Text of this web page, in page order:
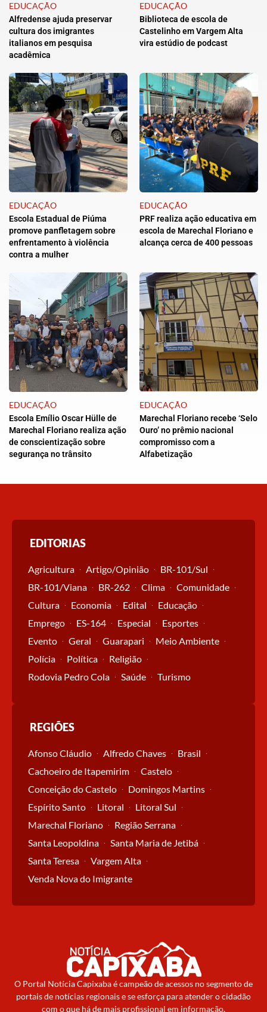
EDUCAÇÃO
Alfredense ajuda preservar
cultura dos imigrantes
italianos em pesquisa
acadêmica
EDUCAÇÃO
Biblioteca de escola de
Castelinho em Vargem Alta
vira estúdio de podcast
EDUCAÇÃO
Escola Estadual de Piúma
promove panfletagem sobre
enfrentamento à violência
contra a mulher
EDUCAÇÃO
PRF realiza ação educativa em
escola de Marechal Floriano e
alcança cerca de 400 pessoas
EDUCAÇÃO
Escola Emílio Oscar Hülle de
Marechal Floriano realiza ação
de conscientização sobre
segurança no trânsito
EDUCAÇÃO
Marechal Floriano recebe ‘Selo
Ouro’ no prêmio nacional
compromisso com a
Alfabetização
EDITORIAS
Agricultura Artigo/Opinião
BR-101/Sul
BR-101/Viana
BR-262 Clima
Comunidade
Cultura
Economia Edital
Educação
Emprego
ES-164 Especial
Esportes
Evento
Geral Guarapari
Meio Ambiente
Polícia
Política
Religião
Rodovia Pedro Cola
Saúde Turismo
REGIÕES
Afonso Cláudio Alfredo Chaves
Brasil
Cachoeiro de Itapemirim
Castelo
Conceição do Castelo
Domingos Martins
Espírito Santo
Litoral
Litoral Sul
Marechal Floriano
Região Serrana
Santa Leopoldina
Santa Maria de Jetibá
Santa Teresa
Vargem Alta
Venda Nova do Imigrante
O Portal Notícia Capixaba é campeão de acessos no segmento de
portais de notícias regionais e se esforça para atender o cidadão
com o que há de mais profissional em informação.